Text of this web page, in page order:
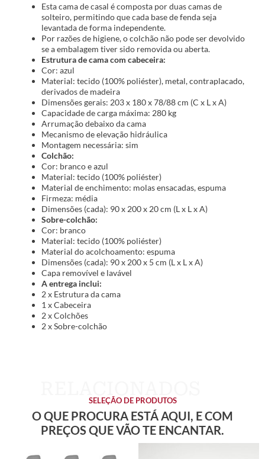
Esta cama de casal é composta por duas camas de
solteiro, permitindo que cada base de fenda seja
levantada de forma independente.
Por razões de higiene, o colchão não pode ser devolvido
se a embalagem tiver sido removida ou aberta.
Estrutura de cama com cabeceira:
Cor: azul
Material: tecido (100% poliéster), metal, contraplacado,
derivados de madeira
Dimensões gerais: 203 x 180 x 78/88 cm (C x L x A)
Capacidade de carga máxima: 280 kg
Arrumação debaixo da cama
Mecanismo de elevação hidráulica
Montagem necessária: sim
Colchão:
Cor: branco e azul
Material: tecido (100% poliéster)
Material de enchimento: molas ensacadas, espuma
Firmeza: média
Dimensões (cada): 90 x 200 x 20 cm (L x L x A)
Sobre-colchão:
Cor: branco
Material: tecido (100% poliéster)
Material do acolchoamento: espuma
Dimensões (cada): 90 x 200 x 5 cm (L x L x A)
Capa removível e lavável
A entrega inclui:
2 x Estrutura da cama
1 x Cabeceira
2 x Colchões
2 x Sobre-colchão
SELEÇÃO DE PRODUTOS
O QUE PROCURA ESTÁ AQUI, E COM
PREÇOS QUE VÃO TE ENCANTAR.